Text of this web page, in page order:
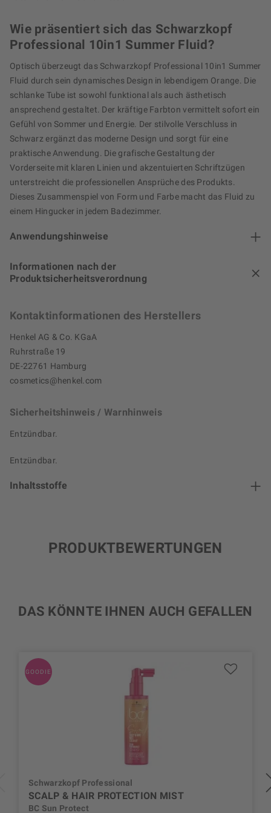
Wie präsentiert sich das Schwarzkopf
Professional 10in1 Summer Fluid?
Optisch überzeugt das Schwarzkopf Professional 10in1 Summer
Fluid durch sein dynamisches Design in lebendigem Orange. Die
schlanke Tube ist sowohl funktional als auch ästhetisch
ansprechend gestaltet. Der kräftige Farbton vermittelt sofort ein
Gefühl von Sommer und Energie. Der stilvolle Verschluss in
Schwarz ergänzt das moderne Design und sorgt für eine
praktische Anwendung. Die grafische Gestaltung der
Vorderseite mit klaren Linien und akzentuierten Schriftzügen
unterstreicht die professionellen Ansprüche des Produkts.
Dieses Zusammenspiel von Form und Farbe macht das Fluid zu
einem Hingucker in jedem Badezimmer.
Anwendungshinweise
Informationen nach der
Produktsicherheitsverordnung
Kontaktinformationen des Herstellers
Henkel AG & Co. KGaA
Ruhrstraße 19
DE-22761 Hamburg
cosmetics@henkel.com
Sicherheitshinweis / Warnhinweis
Entzündbar.
Entzündbar.
Inhaltsstoffe
PRODUKTBEWERTUNGEN
DAS KÖNNTE IHNEN AUCH GEFALLEN
GOODIE
Schwarzkopf Professional
SCALP & HAIR PROTECTION MIST
BC Sun Protect